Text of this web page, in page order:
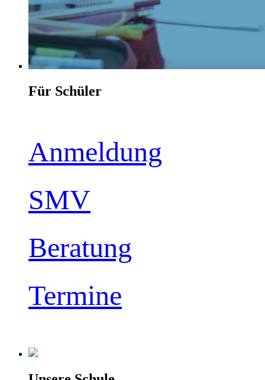
Für Schüler
Anmeldung
SMV
Beratung
Termine